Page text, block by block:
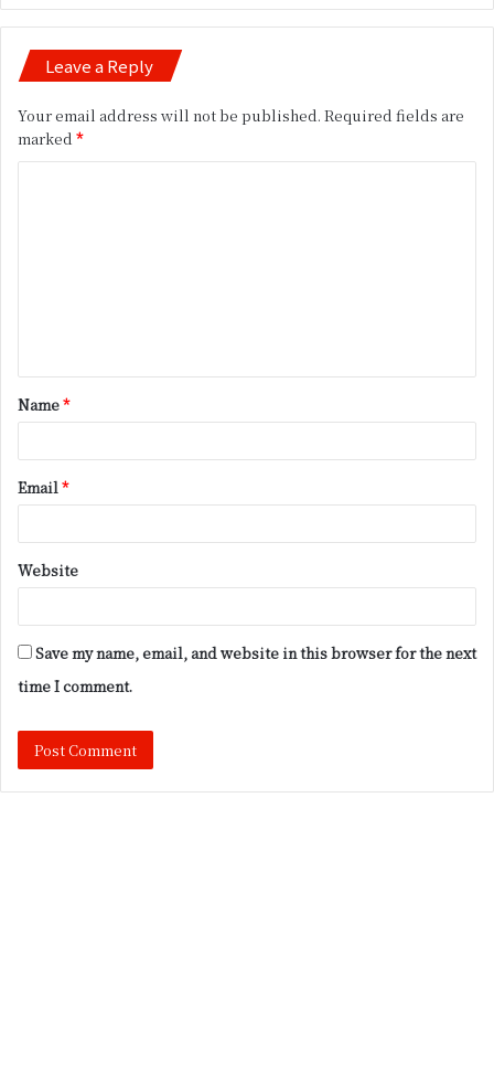
Leave a Reply
Your email address will not be published. Required fields are
marked *
t
*
Name*
Email *
Website
Save my name, email, and website in this browser for the next
time I comment.